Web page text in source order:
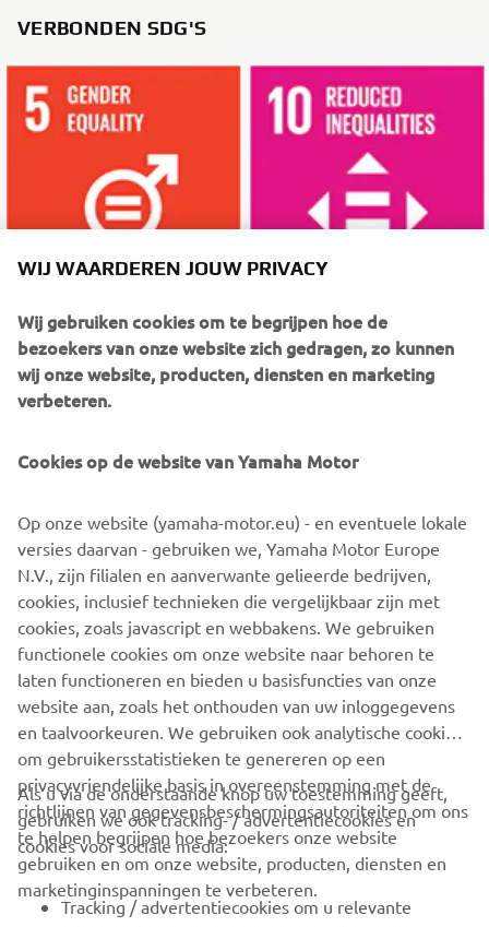
VERBONDEN SDG'S
VERDER LEZEN
Maatschappelijk verantwoord ondernemen bevorderen
Ontdek meer
CORPORATE
VOOR BEDRIJVEN
WIJ WAARDEREN JOUW PRIVACY
Wij gebruiken cookies om te begrijpen hoe de
bezoekers van onze website zich gedragen, zo kunnen
wij onze website, producten, diensten en marketing
verbeteren.
Cookies op de website van Yamaha Motor
Op onze website (yamaha-motor.eu) - en eventuele lokale
versies daarvan - gebruiken we, Yamaha Motor Europe
N.V., zijn filialen en aanverwante gelieerde bedrijven,
cookies, inclusief technieken die vergelijkbaar zijn met
cookies, zoals javascript en webbakens. We gebruiken
functionele cookies om onze website naar behoren te
laten functioneren en bieden u basisfuncties van onze
website aan, zoals het onthouden van uw inloggegevens
en taalvoorkeuren. We gebruiken ook analytische cookies
om gebruikersstatistieken te genereren op een
privacyvriendelijke basis in overeenstemming met de
richtlijnen van gegevensbeschermingsautoriteiten om ons
te helpen begrijpen hoe bezoekers onze website
gebruiken en om onze website, producten, diensten en
marketinginspanningen te verbeteren.
Als u via de onderstaande knop uw toestemming geeft,
gebruiken we ook tracking- / advertentiecookies en
cookies voor sociale media:
Tracking / advertentiecookies om u relevante